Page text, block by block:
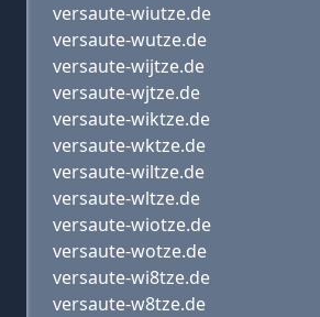
versaute-wiutze.de
versaute-wutze.de
versaute-wijtze.de
versaute-wjtze.de
versaute-wiktze.de
versaute-wktze.de
versaute-wiltze.de
versaute-wltze.de
versaute-wiotze.de
versaute-wotze.de
versaute-wi8tze.de
versaute-w8tze.de